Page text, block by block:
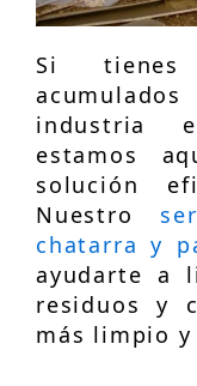
Si
industria
estamos
solución
Nuestro
chatarra y
ayudarte a
residuos y
más limpio